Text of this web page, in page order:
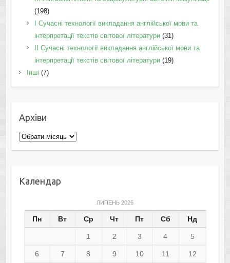
(198)
I Cучасні технології викладання англійської мови та
інтерпретації текстів світової літератури(31)
II Cучасні технології викладання англійської мови та
інтерпретації текстів світової літератури(19)
Інші (7)
Архіви
Архіви
Календар
ЛИПЕНЬ 2026
Пн Вт Ср Чт Пт Сб Нд
1 2 3 4 5
6 7 8 9 10 11 12